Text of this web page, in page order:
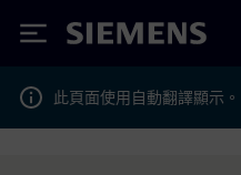
Siemens
此頁面使用自動翻譯顯示。